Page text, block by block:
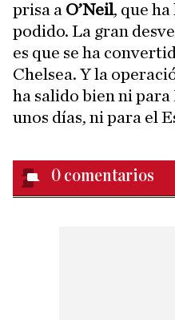
prisa a O’Neil, que ha
podido. La gran
es que se ha
Chelsea. Y la
ha salido bien ni para
unos días, ni para el
0 comentarios